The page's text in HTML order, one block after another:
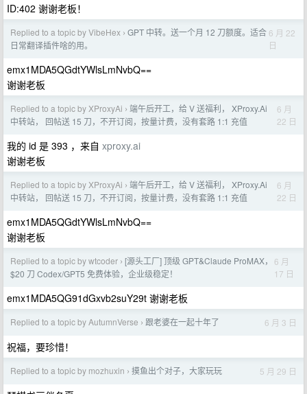
ID:402 谢谢老板！
Replied to a topic by VibeHex › GPT 中转。送一个月 12 刀额度。适合
日常翻译插件啥的用。
6 月 22
日
emx1MDA5QGdtYWlsLmNvbQ==
谢谢老板
Replied to a topic by XProxyAi › 端午后开工，给 V 送福利， XProxy.Ai
中转站， 回帖送 15 刀，不开订阅，按量计费，没有套路 1:1 充值
6 月
22 日
我的 id 是 393 ，来自 xproxy.ai
谢谢老板
Replied to a topic by XProxyAi › 端午后开工，给 V 送福利， XProxy.Ai
中转站， 回帖送 15 刀，不开订阅，按量计费，没有套路 1:1 充值
6 月
22 日
emx1MDA5QGdtYWlsLmNvbQ==
谢谢老板
Replied to a topic by wtcoder › [源头工厂] 顶级 GPT&Claude ProMAX，
$20 刀 Codex/GPT5 免费体验，企业级稳定！
6 月
17 日
emx1MDA5QG91dGxvb2suY29t 谢谢老板
Replied to a topic by AutumnVerse › 跟老婆在一起十年了 6 月 3 日
祝福，要珍惜！
Replied to a topic by mozhuxin › 摸鱼出个对子，大家玩玩 5 月 29 日